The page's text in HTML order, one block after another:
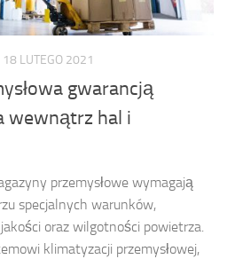
18 LUTEGO 2021
gwarancją
wewnątrz hal i
przemysłowe wymagają
specjalnych warunków,
oraz wilgotności powietrza.
klimatyzacji przemysłowej,